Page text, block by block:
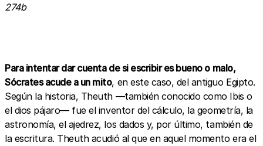
274b
Para intentar dar cuenta de si escribir es bueno o malo,
Sócrates acude a un mito, en este caso, del antiguo Egipto.
Según la historia, Theuth —también conocido como Ibis o
el dios pájaro— fue el inventor del cálculo, la geometría, la
astronomía, el ajedrez, los dados y, por último, también de
la escritura. Theuth acudió al que en aquel momento era el